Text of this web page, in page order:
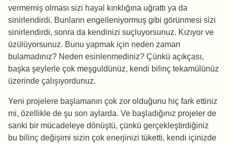
vermemiş olması sizi hayal kırıklığına uğrattı ya da
sinirlendirdi. Bunların engelleniyormuş gibi görünmesi sizi
sinirlendirdi, sonra da kendinizi suçluyorsunuz. Kızıyor ve
üzülüyorsunuz. Bunu yapmak için neden zaman
bulamadınız? Neden esinlenmediniz? Çünkü açıkçası,
başka şeylerle çok meşguldünüz, kendi bilinç tekamülünüz
üzerinde çalışıyordunuz.
Yeni projelere başlamanın çok zor olduğunu hiç fark ettiniz
mi, özellikle de şu son aylarda. Ve başladığınız projeler de
sanki bir mücadeleye dönüştü, çünkü gerçekleştirdiğiniz
bu bilinç değişimi sizin çok enerjinizi tüketti, kendi içinizde